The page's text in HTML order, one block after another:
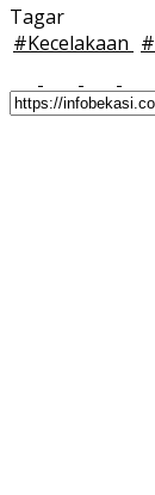
Tagar
#Kecelakaan #